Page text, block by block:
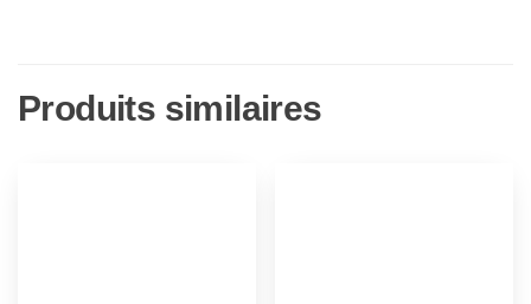
Produits similaires